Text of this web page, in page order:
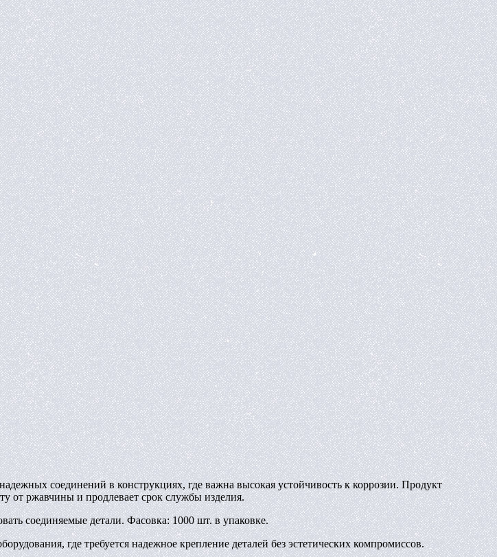
соединений в конструкциях, где важна высокая устойчивость к коррозии. Продукт
от ржавчины и продлевает срок службы изделия.
соединяемые детали. Фасовка: 1000 шт. в упаковке.
где требуется надежное крепление деталей без эстетических компромиссов.